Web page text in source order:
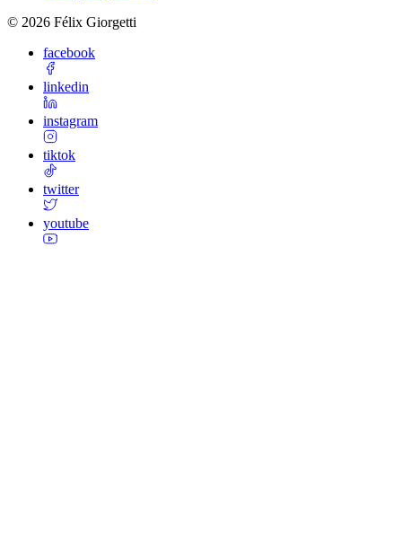
© 2026 Félix Giorgetti
facebook
linkedin
instagram
tiktok
twitter
youtube